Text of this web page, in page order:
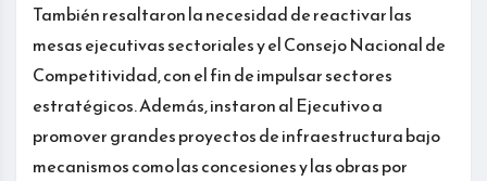
También resaltaron la necesidad de reactivar las
mesas ejecutivas sectoriales y el Consejo Nacional de
Competitividad, con el fin de impulsar sectores
estratégicos. Además, instaron al Ejecutivo a
promover grandes proyectos de infraestructura bajo
mecanismos como las concesiones y las obras por